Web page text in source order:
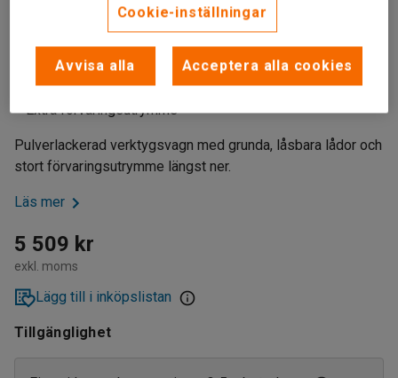
Toppskiva med gummimatta
Tre låsbara lådor
Extra förvaringsutrymme
Pulverlackerad verktygsvagn med grunda, låsbara lådor och
stort förvaringsutrymme längst ner.
Läs mer
5 509 kr
exkl. moms
Lägg till i inköpslistan
Tillgänglighet
Cookie-inställningar
Avvisa alla Acceptera alla cookies